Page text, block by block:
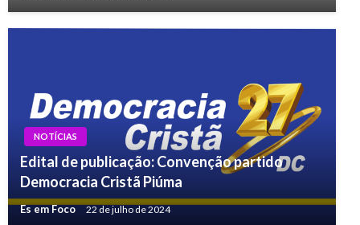
NOTÍCIAS
Edital de publicação: Convenção partido
Democracia Cristã Piúma
Es em Foco 22 de julho de 2024